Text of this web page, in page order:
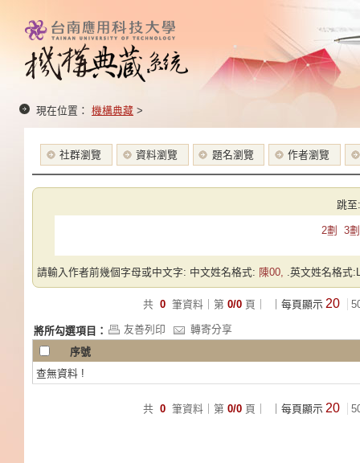
現在位置： 機構典藏 >
社群瀏覽 資料瀏覽 題名瀏覽 作者瀏覽
跳至:
2劃 3劃
請輸入作者前幾個字母或中文字: 中文姓名格式: 陳00, .英文姓名格式
共 0 筆資料｜第 0/0 頁｜ ｜每頁顯示 20
將所勾選項目： 友善列印
轉寄分享
序號
查無資料 !
共 0 筆資料｜第 0/0 頁｜ ｜每頁顯示 20